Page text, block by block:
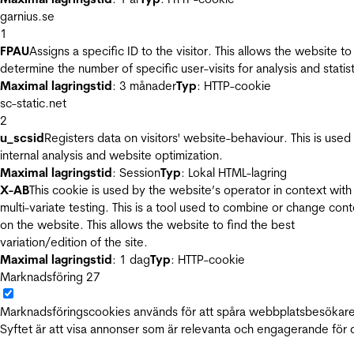
garnius.se
1
FPAUAssigns a specific ID to the visitor. This allows the website to
determine the number of specific user-visits for analysis and
Maximal lagringstid: 3 månaderTyp: HTTP-cookie
sc-static.net
2
u_scsidRegisters data on visitors' website-behaviour. This is
internal analysis and website optimization.
Maximal lagringstid: SessionTyp: Lokal HTML-lagring
X-ABThis cookie is used by the website’s operator in context with
multi-variate testing. This is a tool used to combine or change
on the website. This allows the website to find the best
variation/edition of the site.
Maximal lagringstid: 1 dagTyp: HTTP-cookie
Marknadsföring 27
Marknadsföringscookies används för att spåra
Syftet är att visa annonser som är relevanta och engagerande för